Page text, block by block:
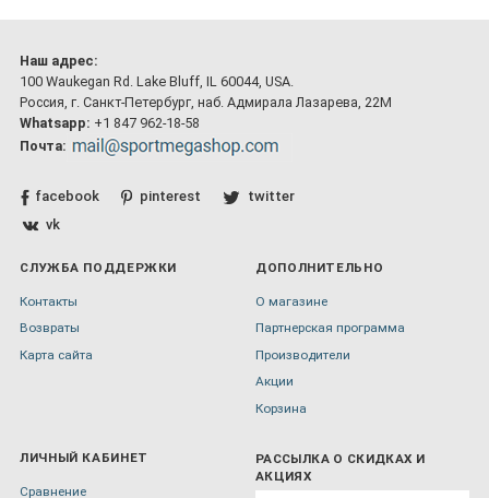
Наш адрес:
100 Waukegan Rd. Lake Bluff, IL 60044, USA.
Россия, г. Санкт-Петербург, наб. Адмирала Лазарева, 22М
Whatsapp: +1 847 962-18-58
Почта:
facebook pinterest
twitter
vk
СЛУЖБА ПОДДЕРЖКИ
Контакты
Возвраты
Карта сайта
ДОПОЛНИТЕЛЬНО
О магазине
Партнерская программа
Производители
Акции
Корзина
ЛИЧНЫЙ КАБИНЕТ
Сравнение
РАССЫЛКА О СКИДКАХ И
АКЦИЯХ